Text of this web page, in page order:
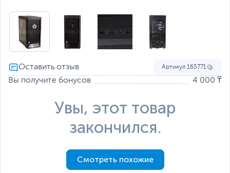
Артикул 165771
Вы получите бонусов 4 000 ₸
Увы, этот товар
закончился.
Смотреть похожие